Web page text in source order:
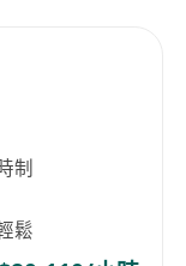
受地點限制，
、銷售話術、
制
鬆